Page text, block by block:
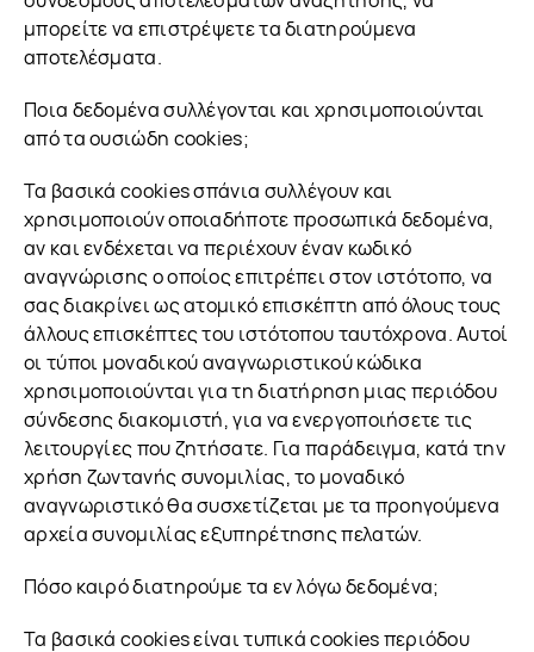
μπορείτε να επιστρέψετε τα διατηρούμενα
αποτελέσματα.
Ποια δεδομένα συλλέγονται και χρησιμοποιούνται
από τα ουσιώδη cookies;
Τα βασικά cookies σπάνια συλλέγουν και
χρησιμοποιούν οποιαδήποτε προσωπικά δεδομένα,
αν και ενδέχεται να περιέχουν έναν κωδικό
αναγνώρισης ο οποίος επιτρέπει στον ιστότοπο, να
σας διακρίνει ως ατομικό επισκέπτη από όλους τους
άλλους επισκέπτες του ιστότοπου ταυτόχρονα. Αυτοί
οι τύποι μοναδικού αναγνωριστικού κώδικα
χρησιμοποιούνται για τη διατήρηση μιας περιόδου
σύνδεσης διακομιστή, για να ενεργοποιήσετε τις
λειτουργίες που ζητήσατε. Για παράδειγμα, κατά την
χρήση ζωντανής συνομιλίας, το μοναδικό
αναγνωριστικό θα συσχετίζεται με τα προηγούμενα
αρχεία συνομιλίας εξυπηρέτησης πελατών.
Πόσο καιρό διατηρούμε τα εν λόγω δεδομένα;
Τα βασικά cookies είναι τυπικά cookies περιόδου